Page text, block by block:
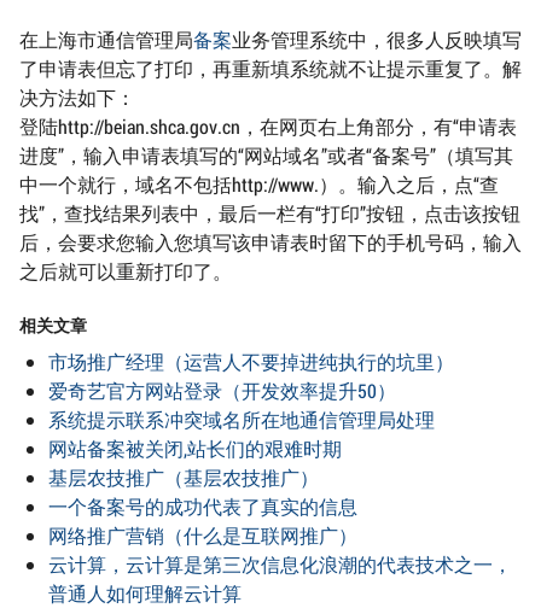
在上海市通信管理局备案业务管理系统中，很多人反映填写
了申请表但忘了打印，再重新填系统就不让提示重复了。解
决方法如下：
登陆http://beian.shca.gov.cn，在网页右上角部分，有“申请表
进度”，输入申请表填写的“网站域名”或者“备案号”（填写其
中一个就行，域名不包括http://www.）。输入之后，点“查
找”，查找结果列表中，最后一栏有“打印”按钮，点击该按钮
后，会要求您输入您填写该申请表时留下的手机号码，输入
之后就可以重新打印了。
相关文章
市场推广经理（运营人不要掉进纯执行的坑里）
爱奇艺官方网站登录（开发效率提升50）
系统提示联系冲突域名所在地通信管理局处理
网站备案被关闭,站长们的艰难时期
基层农技推广（基层农技推广）
一个备案号的成功代表了真实的信息
网络推广营销（什么是互联网推广）
云计算，云计算是第三次信息化浪潮的代表技术之一，
普通人如何理解云计算